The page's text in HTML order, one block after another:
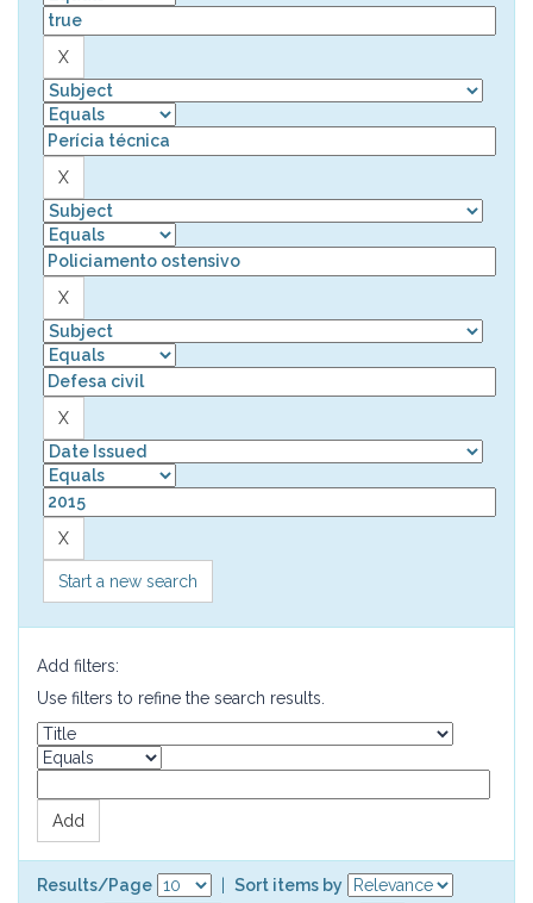
Start a new search
Add filters:
Use filters to refine the search results.
Results/Page
Sort items by